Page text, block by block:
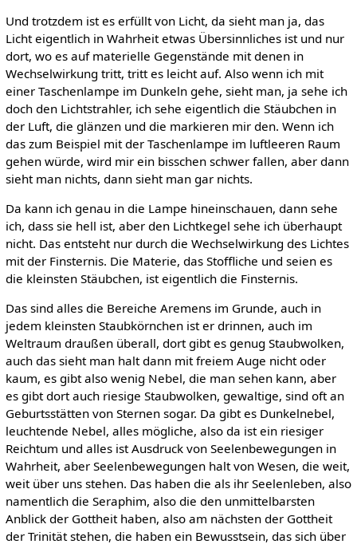
Und trotzdem ist es erfüllt von Licht, da sieht man ja, das
Licht eigentlich in Wahrheit etwas Übersinnliches ist und nur
dort, wo es auf materielle Gegenstände mit denen in
Wechselwirkung tritt, tritt es leicht auf. Also wenn ich mit
einer Taschenlampe im Dunkeln gehe, sieht man, ja sehe ich
doch den Lichtstrahler, ich sehe eigentlich die Stäubchen in
der Luft, die glänzen und die markieren mir den. Wenn ich
das zum Beispiel mit der Taschenlampe im luftleeren Raum
gehen würde, wird mir ein bisschen schwer fallen, aber dann
sieht man nichts, dann sieht man gar nichts.
Da kann ich genau in die Lampe hineinschauen, dann sehe
ich, dass sie hell ist, aber den Lichtkegel sehe ich überhaupt
nicht. Das entsteht nur durch die Wechselwirkung des Lichtes
mit der Finsternis. Die Materie, das Stoffliche und seien es
die kleinsten Stäubchen, ist eigentlich die Finsternis.
Das sind alles die Bereiche Aremens im Grunde, auch in
jedem kleinsten Staubkörnchen ist er drinnen, auch im
Weltraum draußen überall, dort gibt es genug Staubwolken,
auch das sieht man halt dann mit freiem Auge nicht oder
kaum, es gibt also wenig Nebel, die man sehen kann, aber
es gibt dort auch riesige Staubwolken, gewaltige, sind oft an
Geburtsstätten von Sternen sogar. Da gibt es Dunkelnebel,
leuchtende Nebel, alles mögliche, also da ist ein riesiger
Reichtum und alles ist Ausdruck von Seelenbewegungen in
Wahrheit, aber Seelenbewegungen halt von Wesen, die weit,
weit über uns stehen. Das haben die als ihr Seelenleben, also
namentlich die Seraphim, also die den unmittelbarsten
Anblick der Gottheit haben, also am nächsten der Gottheit
der Trinität stehen, die haben ein Bewusstsein, das sich über